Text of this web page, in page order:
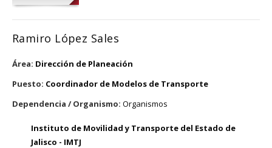
Ramiro López Sales
Área: Dirección de Planeación
Puesto: Coordinador de Modelos de Transporte
Dependencia / Organismo: Organismos
Instituto de Movilidad y Transporte del Estado de
Jalisco - IMTJ